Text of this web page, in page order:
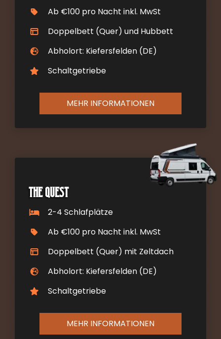
Ab €100 pro Nacht inkl. MwSt
Doppelbett (Quer) und Hubbett
Abholort: Kiefersfelden (DE)
Schaltgetriebe
MEHR INFORMATIONEN
The Quest
2-4 Schlafplätze
Ab €100 pro Nacht inkl. MwSt
Doppelbett (Quer) mit Zeltdach
Abholort: Kiefersfelden (DE)
Schaltgetriebe
MEHR INFORMATIONEN